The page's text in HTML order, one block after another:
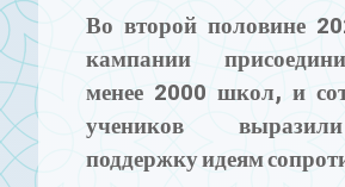
Во второй половине
кампании
менее 2000 школ, и
учеников
поддержку идеям